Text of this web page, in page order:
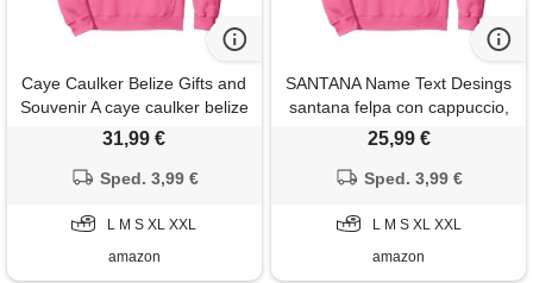
Caye Caulker Belize Gifts and
Souvenir A caye caulker belize
grafica t felpa con cappuccio,
acceso, xl
31,99 €
Sped. 3,99 €
L M S XL XXL
amazon
SANTANA Name Text Desings
santana felpa con cappuccio,
unisex per adulti, rosa
25,99 €
Sped. 3,99 €
L M S XL XXL
amazon